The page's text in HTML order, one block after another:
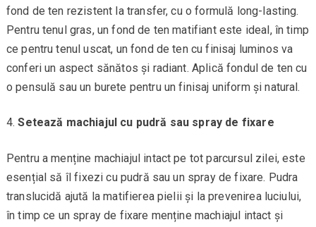
fond de ten rezistent la transfer, cu o formulă long-lasting.
Pentru tenul gras, un fond de ten matifiant este ideal, în timp
ce pentru tenul uscat, un fond de ten cu finisaj luminos va
conferi un aspect sănătos și radiant. Aplică fondul de ten cu
o pensulă sau un burete pentru un finisaj uniform și natural.
Setează machiajul cu pudră sau spray de fixare
Pentru a menține machiajul intact pe tot parcursul zilei, este
esențial să îl fixezi cu pudră sau un spray de fixare. Pudra
translucidă ajută la matifierea pielii și la prevenirea luciului,
în timp ce un spray de fixare menține machiajul intact și